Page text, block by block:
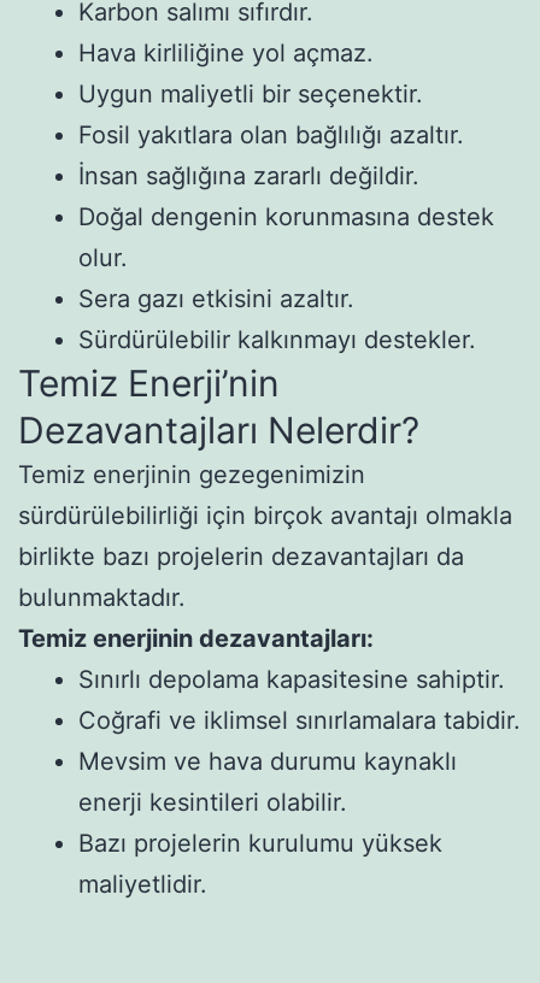
Karbon salımı sıfırdır.
Hava kirliliğine yol açmaz.
Uygun maliyetli bir seçenektir.
Fosil yakıtlara olan bağlılığı azaltır.
İnsan sağlığına zararlı değildir.
Doğal dengenin korunmasına destek
olur.
Sera gazı etkisini azaltır.
Sürdürülebilir kalkınmayı destekler.
Temiz Enerji’nin
Dezavantajları Nelerdir?
Temiz enerjinin gezegenimizin
sürdürülebilirliği için birçok avantajı olmakla
birlikte bazı projelerin dezavantajları da
bulunmaktadır.
Temiz enerjinin dezavantajları:
Sınırlı depolama kapasitesine sahiptir.
Coğrafi ve iklimsel sınırlamalara tabidir.
Mevsim ve hava durumu kaynaklı
enerji kesintileri olabilir.
Bazı projelerin kurulumu yüksek
maliyetlidir.